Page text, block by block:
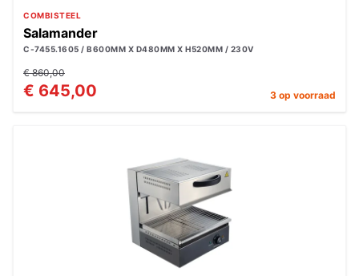
COMBISTEEL
Salamander
C-7455.1605 / B600MM X D480MM X H520MM / 230V
€ 860,00
€ 645,00 3 op voorraad